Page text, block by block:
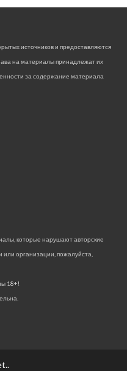
источников и предоставляются
на материалы принадлежат их
за содержание материала
которые нарушают авторские
организации, пожалуйста,
18+!
.